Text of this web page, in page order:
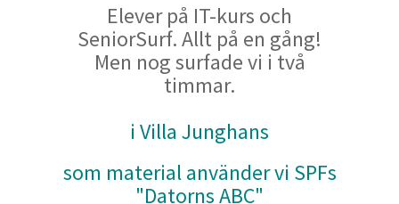
Elever på IT-kurs och
SeniorSurf. Allt på en gång!
Men nog surfade vi i två
timmar.
i Villa Junghans
som material använder vi SPFs
"Datorns ABC"